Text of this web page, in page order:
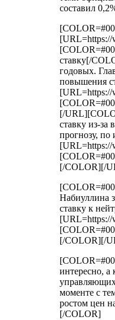
составил
[URL=https://
ставку[/
годовых.
повышения
[URL=https://
[/
ставку из-за
прогнозу, по
[URL=https://
[/COLOR][/
Набиуллина
ставку к
[URL=https://
[/COLOR][/
интересно, а
моменте с
ростом цен
[/COLOR]